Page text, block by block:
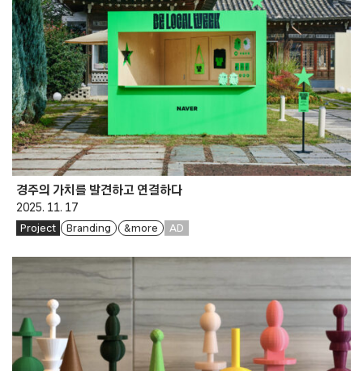
경주의 가치를 발견하고 연결하다
2025. 11. 17
Project Branding & more AD